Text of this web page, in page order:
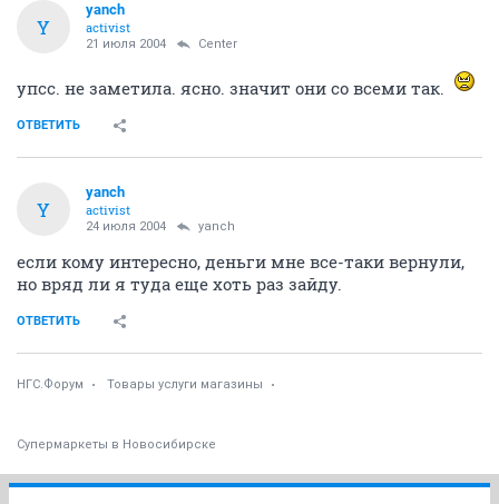
Y
yanch
activist
21 июля 2004 Center
упсс. не заметила. ясно. значит они со всеми так.
ОТВЕТИТЬ
Y
yanch
activist
24 июля 2004 yanch
если кому интересно, деньги мне все-таки вернули,
но вряд ли я туда еще хоть раз зайду.
ОТВЕТИТЬ
НГС.Форум Товары услуги магазины
Супермаркеты в Новосибирске